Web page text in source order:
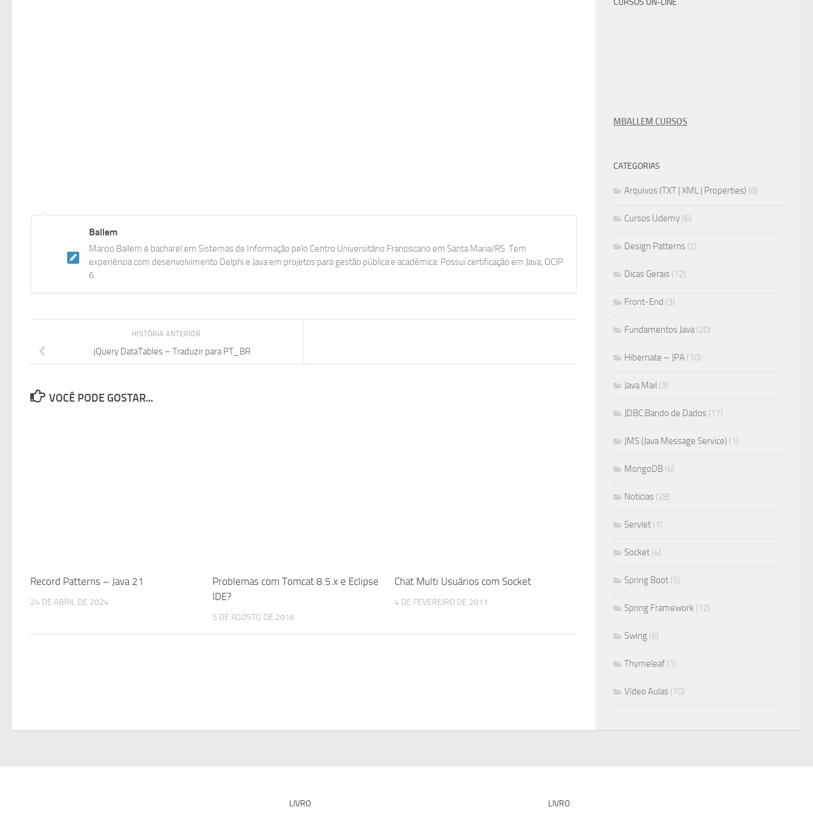
Ballem
Marcio Ballem é bacharel em Sistemas de Informação pelo Centro Universitário Franciscano em Santa Maria/RS. Tem
experiência com desenvolvimento Delphi e Java em projetos para gestão pública e acadêmica. Possui certificação em Java, OCJP
6.
HISTÓRIA ANTERIOR
jQuery DataTables – Traduzir para PT_BR
VOCÊ PODE GOSTAR...
Record Patterns – Java 21
24 DE ABRIL DE 2024
Problemas com Tomcat 8.5.x e Eclipse
IDE?
5 DE AGOSTO DE 2016
Chat Multi Usuários com Socket
4 DE FEVEREIRO DE 2011
CURSOS ON-LINE
MBALLEM CURSOS
CATEGORIAS
Arquivos (TXT | XML | Properties) (8)
Cursos Udemy (6)
Design Patterns (2)
Dicas Gerais (12)
Front-End (3)
Fundamentos Java(20)
Hibernate – JPA (10)
Java Mail (3)
JDBC:Bando de Dados (17)
JMS (Java Message Service) (1)
MongoDB (6)
Noticias (28)
Servlet (1)
Socket (4)
Spring Boot (5)
Spring Framework (12)
Swing (6)
Thymeleaf (1)
Vídeo Aulas (10)
LIVRO LIVRO